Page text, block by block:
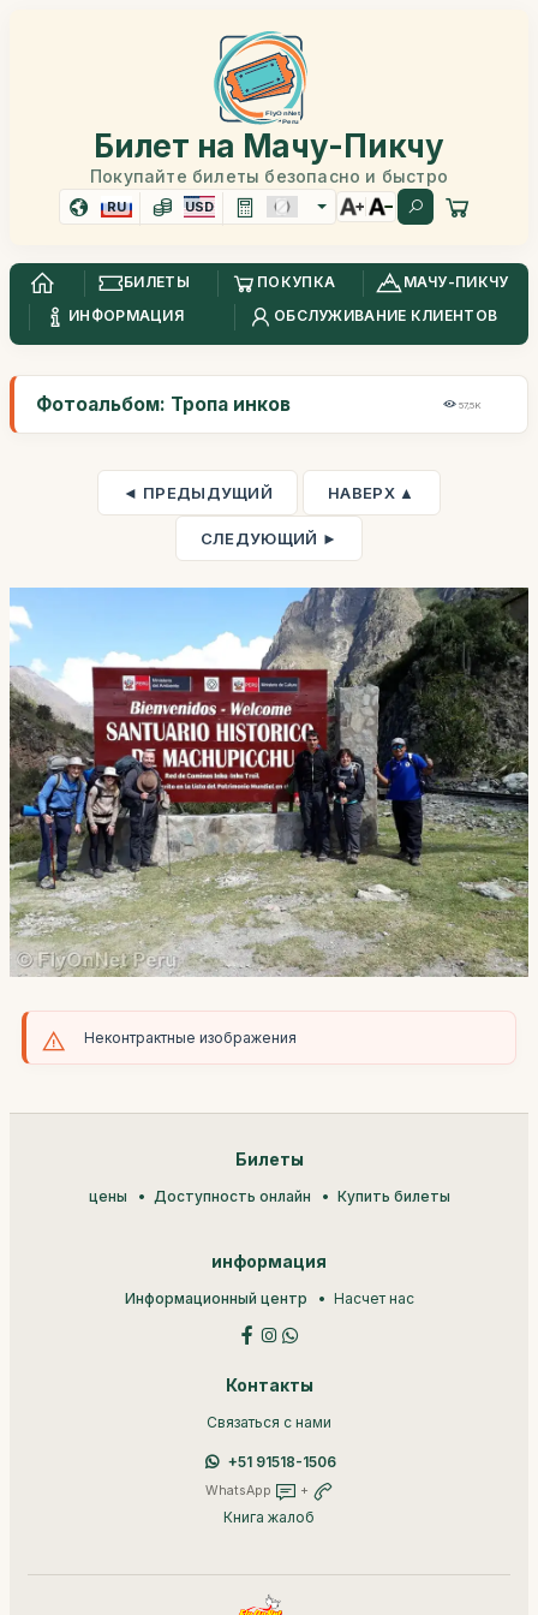
Билет на Мачу-Пикчу
Покупайте билеты безопасно и быстро
RU USD
БИЛЕТЫ ПОКУПКА
МАЧУ-ПИКЧУ
ИНФОРМАЦИЯ
ОБСЛУЖИВАНИЕ КЛИЕНТОВ
Фотоальбом: Тропа инков 57,5K
◄ ПРЕДЫДУЩИЙ НАВЕРХ ▲
СЛЕДУЮЩИЙ ►
Неконтрактные изображения
Билеты
цены Доступность онлайн Купить билеты
информация
Информационный центр Насчет нас
Контакты
Связаться с нами
+51 91518-1506
WhatsApp +
Книга жалоб